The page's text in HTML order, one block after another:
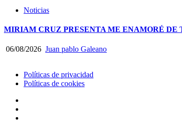
Noticias
MIRIAM CRUZ PRESENTA ME ENAMORÉ DE
06/08/2026 Juan pablo Galeano
Políticas de privacidad
Políticas de cookies